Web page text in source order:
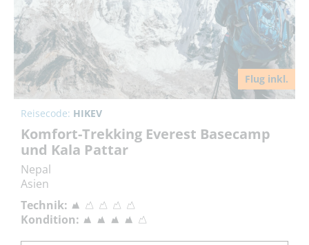
Flug inkl.
Reisecode: HIKEV
Komfort-Trekking Everest Basecamp
und Kala Pattar
Nepal
Asien
Technik:
Kondition: